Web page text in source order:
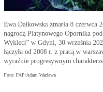
Ewa Dałkowska zmarła 8 czerwca
nagrodą Platynowego Opornika
Wyklęci” w Gdyni, 30 września
łączyła od 2008 r. z pracą w
wyraźnie progresywnym
Foto: PAP/Adam Warżawa